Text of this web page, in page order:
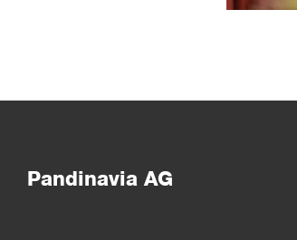
Pandinavia AG